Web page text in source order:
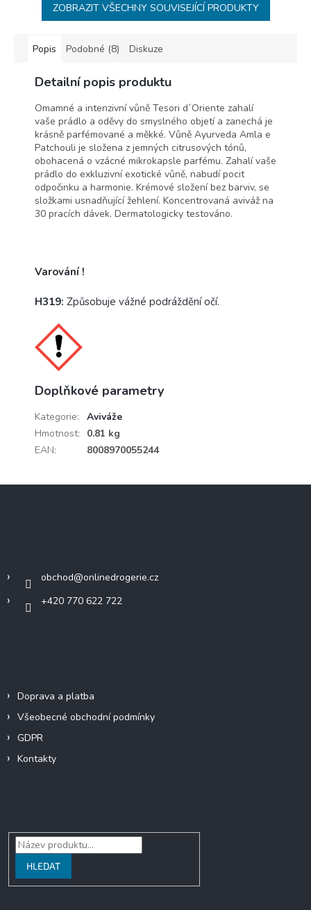
ZOBRAZIT VŠECHNY SOUVISEJÍCÍ PRODUKTY
Popis Podobné (8) Diskuze
Detailní popis produktu
Omamné a intenzivní vůně Tesori d´Oriente zahalí
vaše prádlo a oděvy do smyslného objetí a zanechá je
krásně parfémované a měkké. Vůně Ayurveda Amla e
Patchouli je složena z jemných citrusových tónů,
obohacená o vzácné mikrokapsle parfému. Zahalí vaše
prádlo do exkluzivní exotické vůně, nabudí pocit
odpočinku a harmonie. Krémové složení bez barviv, se
složkami usnadňující žehlení. Koncentrovaná aviváž na
30 pracích dávek. Dermatologicky testováno.
Varování !
H319: Způsobuje vážné podráždění očí.
Doplňkové parametry
Kategorie:
Aviváže
Hmotnost:
0.81 kg
EAN: 8008970055244
obchod@onlinedrogerie.cz
+420 770 622 722
Doprava a platba
Všeobecné obchodní podmínky
GDPR
Kontakty
HLEDAT